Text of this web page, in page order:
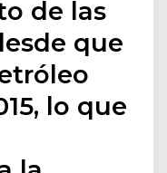
de las
que
lo que